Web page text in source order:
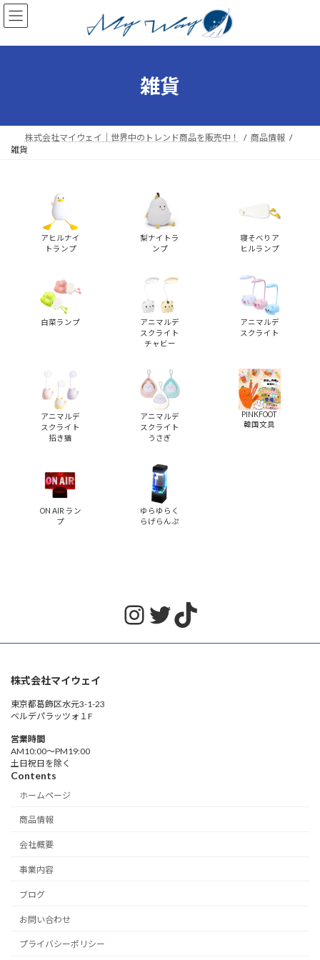
コ
ン
ン
ナ
ビ
ー
雑貨
株式会社マイウェイ｜世界中のトレンド商品を販売中！
商品情報
雑貨
アヒルナイ
トランプ
梨ナイトラ
ンプ
寝そべりア
ヒルランプ
白菜ランプ
アニマルデ
スクライト
チャビー
アニマルデ
スクライト
アニマルデ
スクライト
招き猫
アニマルデ
スクライト
うさぎ
PINKFOOT
韓国文具
ON AIR ラン
プ
ゆらゆらく
らげらんぷ
Instagram
Twitter
TikTok
株式会社マイウェイ
東京都葛飾区水元3-1-23
ベルデパラッツォ１F
営業時間
AM10:00〜PM19:00
土日祝日を除く
Contents
ホームページ
商品情報
会社概要
事業内容
ブログ
お問い合わせ
プライバシーポリシー